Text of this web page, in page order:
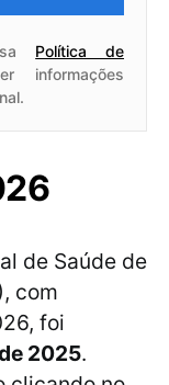
Política de
informações
de Saúde de
com
foi
2025.